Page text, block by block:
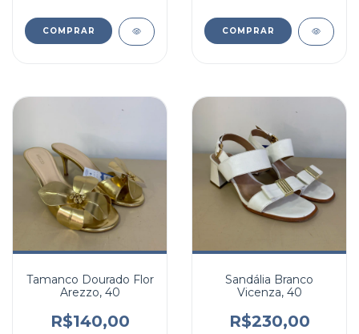
COMPRAR COMPRAR
Tamanco Dourado Flor
Arezzo, 40
R$140,00
Sandália Branco
Vicenza, 40
R$230,00